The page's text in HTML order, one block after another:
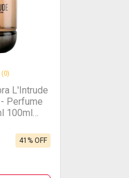
(0)
L'Intrude
Perfume
100ml
41% OFF